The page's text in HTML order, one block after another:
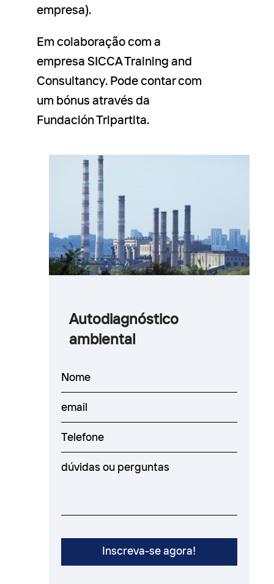
empresa).
Em colaboração com a
empresa SICCA Training and
Consultancy. Pode contar com
um bónus através da
Fundación Tripartita.
Autodiagnóstico
ambiental